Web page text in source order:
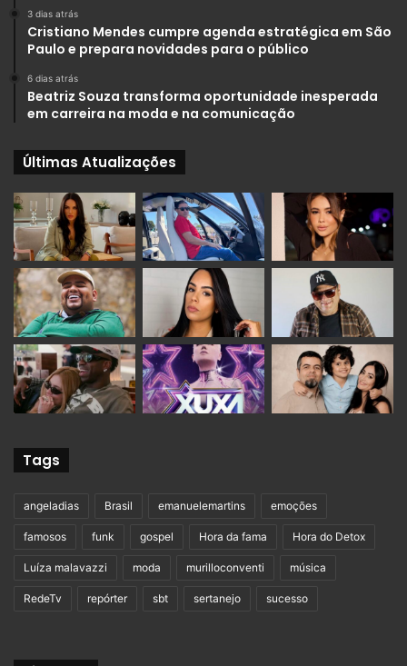
3 dias atrás
Cristiano Mendes cumpre agenda estratégica em São
Paulo e prepara novidades para o público
6 dias atrás
Beatriz Souza transforma oportunidade inesperada
em carreira na moda e na comunicação
Últimas Atualizações
Tags
angeladias Brasil emanuelemartins emoções
famosos funk gospel Hora da fama Hora do Detox
Luíza malavazzi moda murilloconventi música
RedeTv repórter sbt sertanejo sucesso